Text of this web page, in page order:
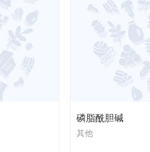
磷脂酰胆碱
其他